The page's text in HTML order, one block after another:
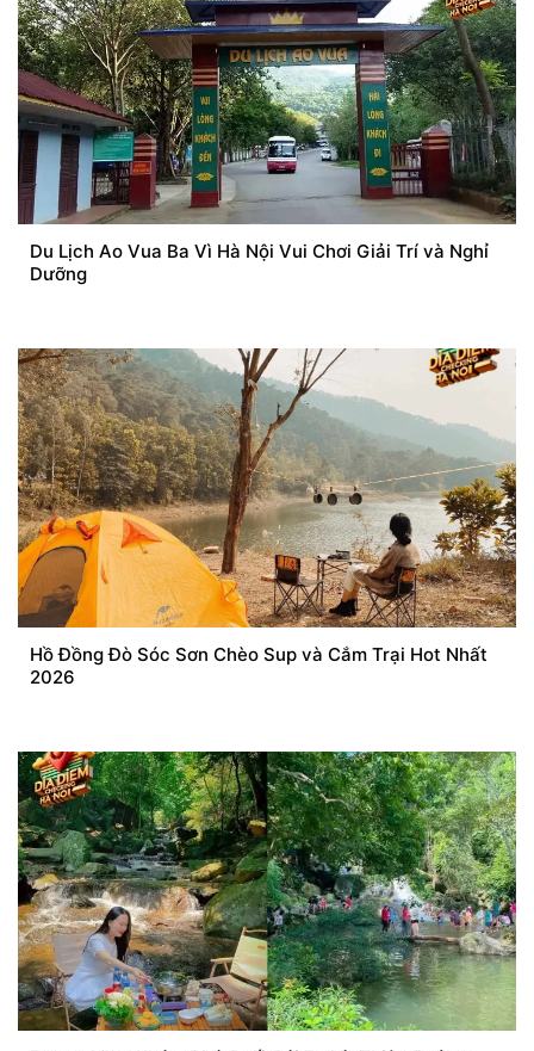
Du Lịch Ao Vua Ba Vì Hà Nội Vui Chơi Giải Trí và Nghỉ
Dưỡng
Hồ Đồng Đò Sóc Sơn Chèo Sup và Cắm Trại Hot Nhất
2026